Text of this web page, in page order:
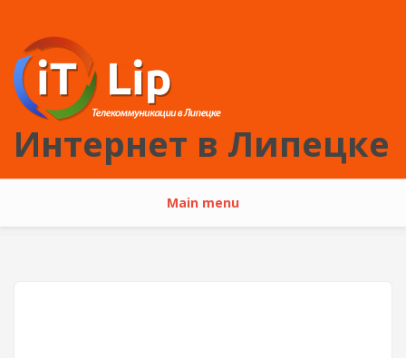
Интернет в Липецке
Main menu